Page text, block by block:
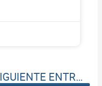
SIGUIENTE ENTRADA >>